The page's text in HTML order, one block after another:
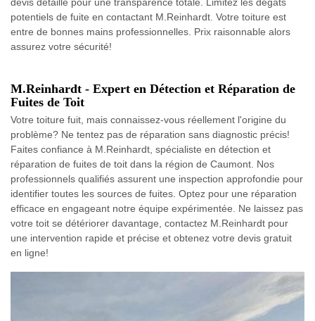
devis détaillé pour une transparence totale. Limitez les dégâts
potentiels de fuite en contactant M.Reinhardt. Votre toiture est
entre de bonnes mains professionnelles. Prix raisonnable alors
assurez votre sécurité!
M.Reinhardt - Expert en Détection et Réparation de
Fuites de Toit
Votre toiture fuit, mais connaissez-vous réellement l'origine du
problème? Ne tentez pas de réparation sans diagnostic précis!
Faites confiance à M.Reinhardt, spécialiste en détection et
réparation de fuites de toit dans la région de Caumont. Nos
professionnels qualifiés assurent une inspection approfondie pour
identifier toutes les sources de fuites. Optez pour une réparation
efficace en engageant notre équipe expérimentée. Ne laissez pas
votre toit se détériorer davantage, contactez M.Reinhardt pour
une intervention rapide et précise et obtenez votre devis gratuit
en ligne!